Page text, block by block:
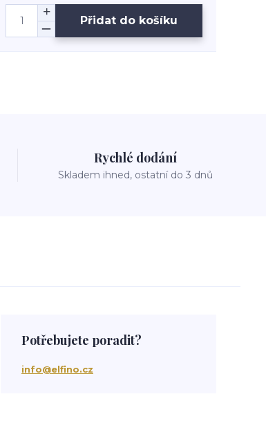
Přidat do košíku
Rychlé dodání
Skladem ihned, ostatní do 3 dnů
Potřebujete poradit?
info@elfino.cz